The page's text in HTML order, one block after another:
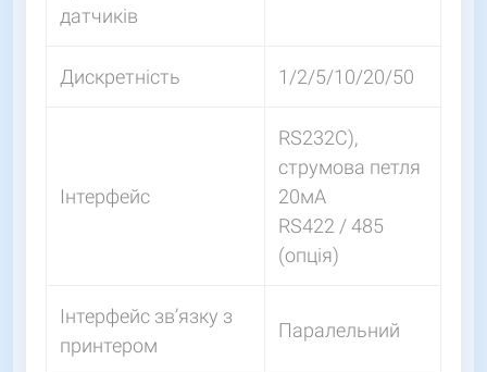
датчиків
Дискретність 1/2/5/10/20/50
Інтерфейс
RS232C),
струмова петля
20мА
RS422 / 485
(опція)
Інтерфейс зв’язку з
принтером
Паралельний